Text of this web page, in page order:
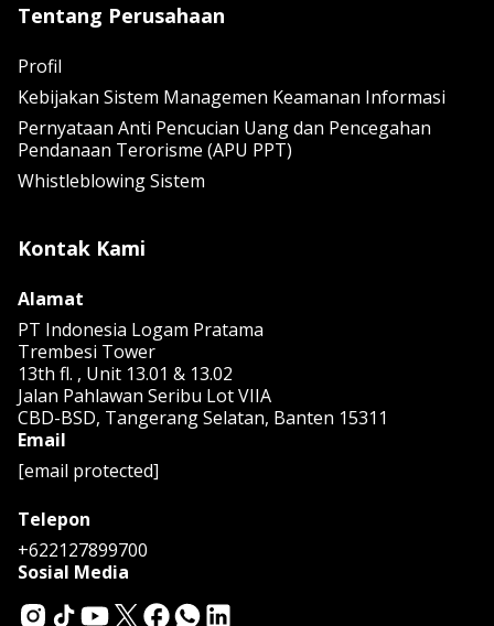
Tentang Perusahaan
Profil
Kebijakan Sistem Managemen Keamanan Informasi
Pernyataan Anti Pencucian Uang dan Pencegahan
Pendanaan Terorisme (APU PPT)
Whistleblowing Sistem
Kontak Kami
Alamat
PT Indonesia Logam Pratama
Trembesi Tower
13th fl. , Unit 13.01 & 13.02
Jalan Pahlawan Seribu Lot VIIA
CBD-BSD, Tangerang Selatan, Banten 15311
Email
[email protected]
Telepon
+622127899700
Sosial Media